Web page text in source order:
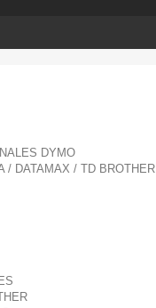
DYMO
/ DATAMAX / TD BROTHER